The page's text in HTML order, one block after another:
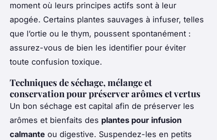
moment où leurs principes actifs sont à leur
apogée. Certains plantes sauvages à infuser, telles
que l’ortie ou le thym, poussent spontanément :
assurez-vous de bien les identifier pour éviter
toute confusion toxique.
Techniques de séchage, mélange et
conservation pour préserver arômes et vertus
Un bon séchage est capital afin de préserver les
arômes et bienfaits des plantes pour infusion
calmante ou digestive. Suspendez-les en petits